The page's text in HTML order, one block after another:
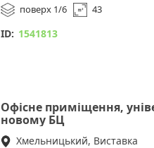
поверх 1/6 43
ID: 1541813
Офісне приміщення,
новому БЦ
Хмельницький, Виставка